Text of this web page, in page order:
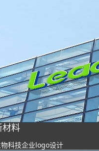
材料
科技企业logo设计